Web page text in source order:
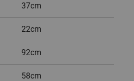
37cm
22cm
92cm
58cm